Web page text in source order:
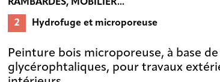
RAMBARDES, MOBILIER...
Hydrofuge et microporeuse
Peinture bois microporeuse, à base de
glycérophtaliques, pour travaux